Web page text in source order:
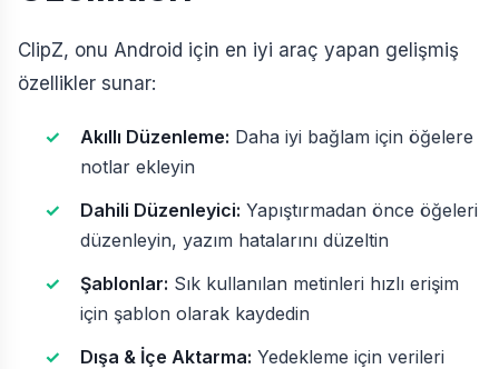
ClipZ, onu Android için en iyi araç yapan gelişmiş
özellikler sunar:
Akıllı Düzenleme: Daha iyi bağlam için öğelere
notlar ekleyin
Dahili Düzenleyici: Yapıştırmadan önce öğeleri
düzenleyin, yazım hatalarını düzeltin
Şablonlar: Sık kullanılan metinleri hızlı erişim
için şablon olarak kaydedin
Dışa & İçe Aktarma: Yedekleme için verileri